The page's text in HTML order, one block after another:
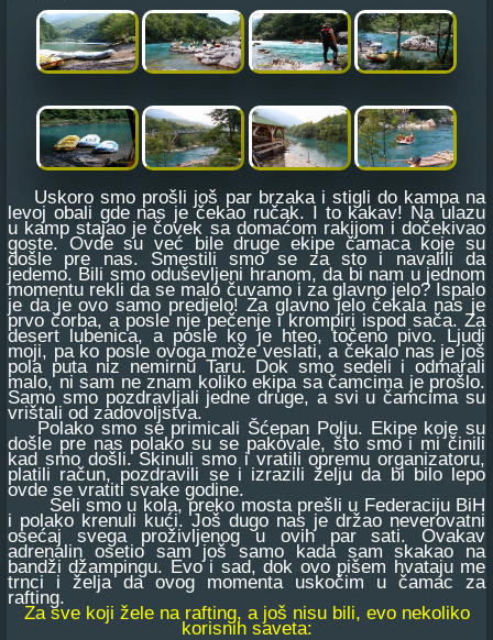
Uskoro smo prošli još par brzaka i stigli do kampa na
levoj obali gde nas je čekao ručak. I to kakav! Na ulazu
u kamp stajao je čovek sa domaćom rakijom i dočekivao
goste. Ovde su već bile druge ekipe čamaca koje su
došle pre nas. Smestili smo se za sto i navalili da
jedemo. Bili smo oduševljeni hranom, da bi nam u jednom
momentu rekli da se malo čuvamo i za glavno jelo? Ispalo
je da je ovo samo predjelo! Za glavno jelo čekala nas je
prvo čorba, a posle nje pečenje i krompiri ispod sača. Za
desert lubenica, a posle ko je hteo, točeno pivo. Ljudi
moji, pa ko posle ovoga može veslati, a čekalo nas je još
pola puta niz nemirnu Taru. Dok smo sedeli i odmarali
malo, ni sam ne znam koliko ekipa sa čamcima je prošlo.
Samo smo pozdravljali jedne druge, a svi u čamcima su
vrištali od zadovoljstva.
Polako smo se primicali Šćepan Polju. Ekipe koje su
došle pre nas polako su se pakovale, što smo i mi činili
kad smo došli. Skinuli smo i vratili opremu organizatoru,
platili račun, pozdravili se i izrazili želju da bi bilo lepo
ovde se vratiti svake godine.
Seli smo u kola, preko mosta prešli u Federaciju BiH
i polako krenuli kući. Još dugo nas je držao neverovatni
osećaj svega proživljenog u ovih par sati. Ovakav
adrenalin osetio sam još samo kada sam skakao na
bandži džampingu. Evo i sad, dok ovo pišem hvataju me
trnci i želja da ovog momenta uskočim u čamac za
rafting.
Za sve koji žele na rafting, a još nisu bili, evo nekoliko
korisnih saveta: